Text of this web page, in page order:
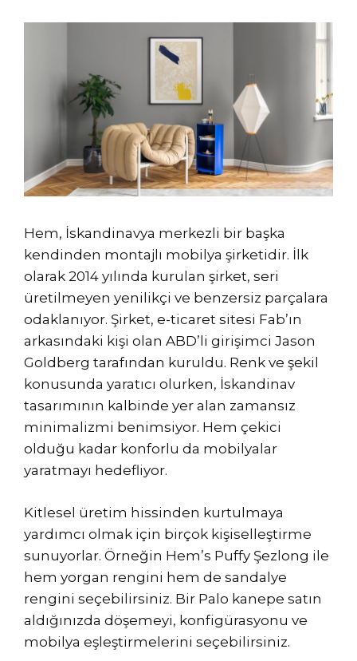
Hem, İskandinavya merkezli bir başka
kendinden montajlı mobilya şirketidir. İlk
olarak 2014 yılında kurulan şirket, seri
üretilmeyen yenilikçi ve benzersiz parçalara
odaklanıyor. Şirket, e-ticaret sitesi Fab’ın
arkasındaki kişi olan ABD’li girişimci Jason
Goldberg tarafından kuruldu. Renk ve şekil
konusunda yaratıcı olurken, İskandinav
tasarımının kalbinde yer alan zamansız
minimalizmi benimsiyor. Hem çekici
olduğu kadar konforlu da mobilyalar
yaratmayı hedefliyor.
Kitlesel üretim hissinden kurtulmaya
yardımcı olmak için birçok kişiselleştirme
sunuyorlar. Örneğin Hem’s Puffy Şezlong ile
hem yorgan rengini hem de sandalye
rengini seçebilirsiniz. Bir Palo kanepe satın
aldığınızda döşemeyi, konfigürasyonu ve
mobilya eşleştirmelerini seçebilirsiniz.